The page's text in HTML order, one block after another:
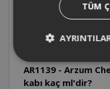
AR1139 - Arzum
kadardır?
AR1139 - Arzum
kabı kaç ml'dir?
TÜM